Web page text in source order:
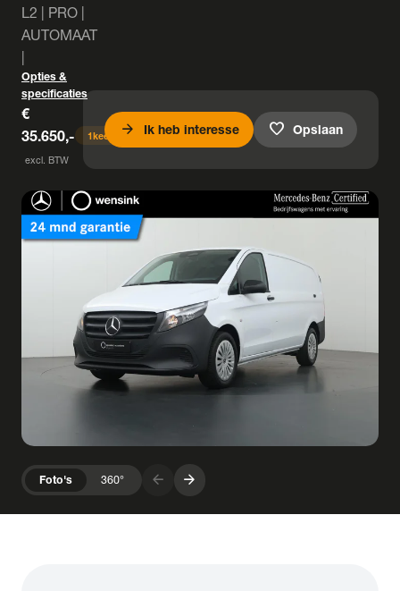
L2 | PRO |
AUTOMAAT
Opties &
specificaties
€
35.650,-
excl. BTW
1keer bekeken
arrow_forward Ik heb interesse favorite Opslaan
Foto's 360° arrow_forward arrow_forward